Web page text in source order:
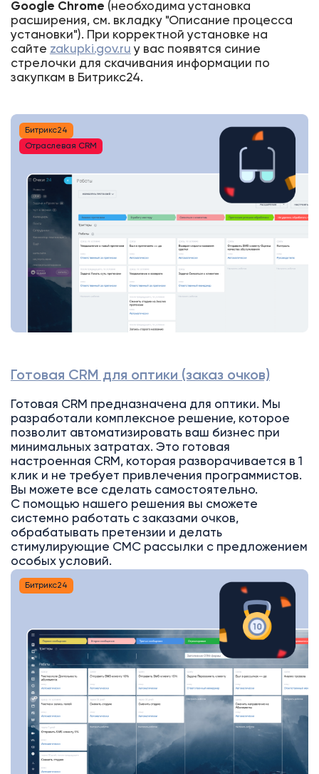
Google Chrome (необходима установка
расширения, см. вкладку "Описание процесса
установки"). При корректной установке на
сайте zakupki.gov.ru у вас появятся синие
стрелочки для скачивания информации по
закупкам в Битрикс24.
Битрикс24
Отраслевая CRM
Готовая CRM для оптики (заказ очков)
Готовая CRM предназначена для оптики. Мы
разработали комплексное решение, которое
позволит автоматизировать ваш бизнес при
минимальных затратах. Это готовая
настроенная CRM, которая разворачивается в 1
клик и не требует привлечения программистов.
Вы можете все сделать самостоятельно.
С помощью нашего решения вы сможете
системно работать с заказами очков,
обрабатывать претензии и делать
стимулирующие СМС рассылки с предложением
особых условий.
Битрикс24